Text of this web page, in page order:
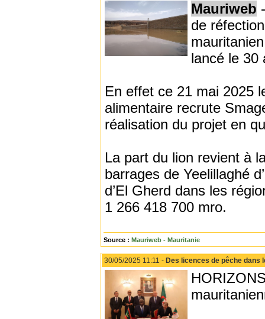
Mauriweb
de
lancé le 30
En effet ce 21 mai 2025
alimentaire recrute
réalisation du projet en
La part du lion revient à
barrages de Yeelillaghé
d’El Gherd dans les
1 266 418 700 mro.
Source : Mauriweb - Mauritanie
30/05/2025 11:11 - Des licences de pêche dans